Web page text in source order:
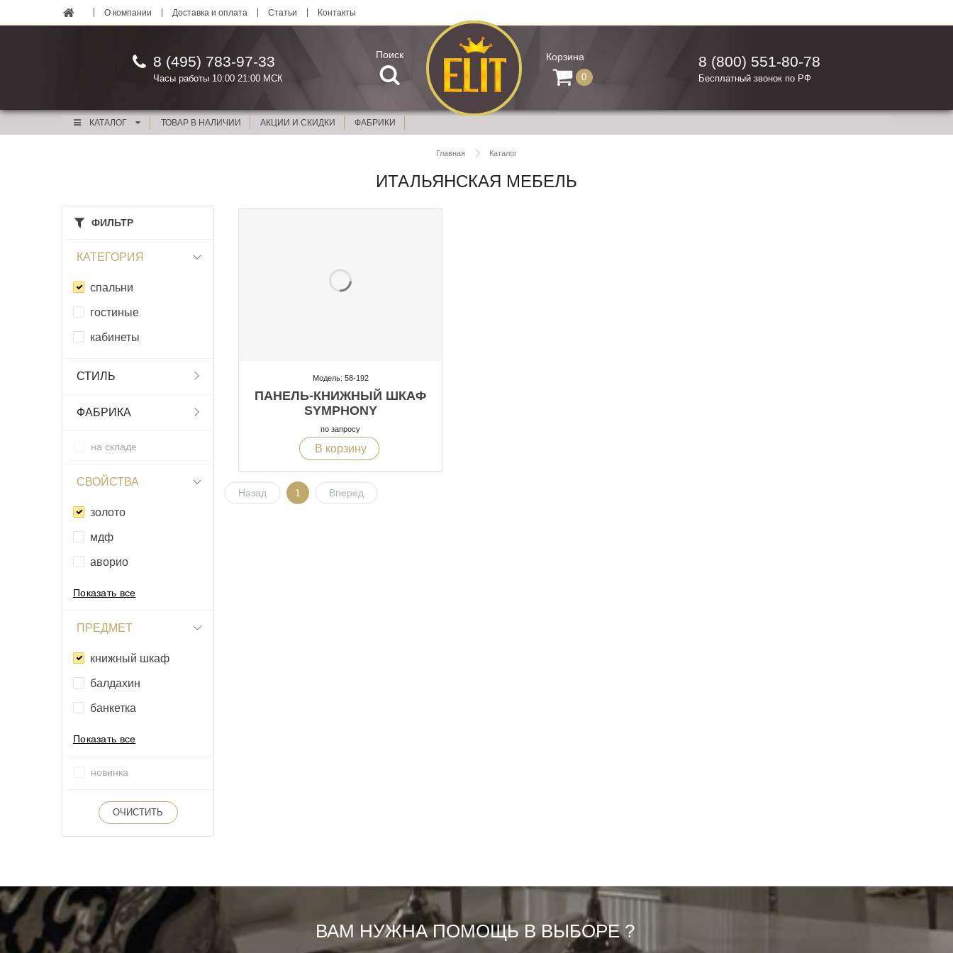
О компании Доставка и оплата Статьи Контакты
8 (495) 783-97-33
Часы работы 10:00 21:00 МСК
Поиск Корзина
0
8 (800) 551-80-78
Бесплатный звонок по РФ
КАТАЛОГ ТОВАР В НАЛИЧИИ АКЦИИ И СКИДКИ ФАБРИКИ
Главная Каталог
ИТАЛЬЯНСКАЯ МЕБЕЛЬ
ФИЛЬТР
КАТЕГОРИЯ
спальни
гостиные
кабинеты
СТИЛЬ
ФАБРИКА
на складе
СВОЙСТВА
золото
мдф
аворио
Показать все
ПРЕДМЕТ
книжный шкаф
балдахин
банкетка
Показать все
новинка
ОЧИСТИТЬ
Модель: 58-192
ПАНЕЛЬ-КНИЖНЫЙ ШКАФ
SYMPHONY
по запросу
В корзину
Назад 1 Вперед
ВАМ НУЖНА ПОМОЩЬ В ВЫБОРЕ ?